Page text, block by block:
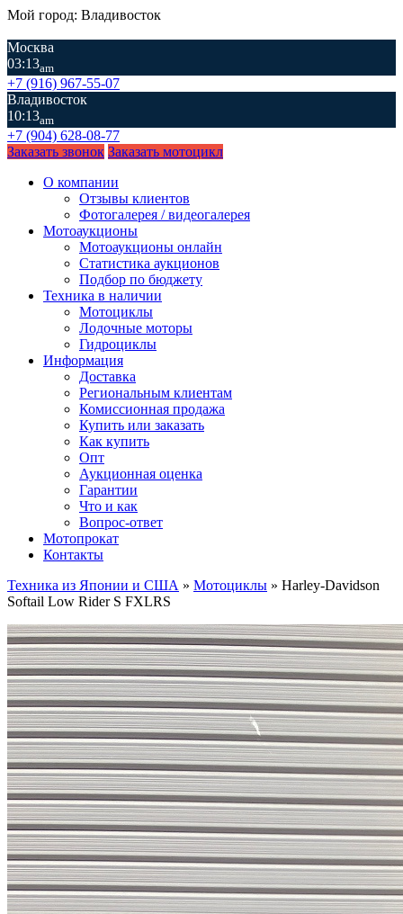
Мой город: Владивосток
Москва
03:13am
+7 (916) 967-55-07
Владивосток
10:13am
+7 (904) 628-08-77
Заказать звонок Заказать мотоцикл
О компании
Отзывы клиентов
Фотогалерея / видеогалерея
Мотоаукционы
Мотоаукционы онлайн
Статистика аукционов
Подбор по бюджету
Техника в наличии
Мотоциклы
Лодочные моторы
Гидроциклы
Информация
Доставка
Региональным клиентам
Комиссионная продажа
Купить или заказать
Как купить
Опт
Аукционная оценка
Гарантии
Что и как
Вопрос-ответ
Мотопрокат
Контакты
Техника из Японии и США » Мотоциклы » Harley-Davidson
Softail Low Rider S FXLRS